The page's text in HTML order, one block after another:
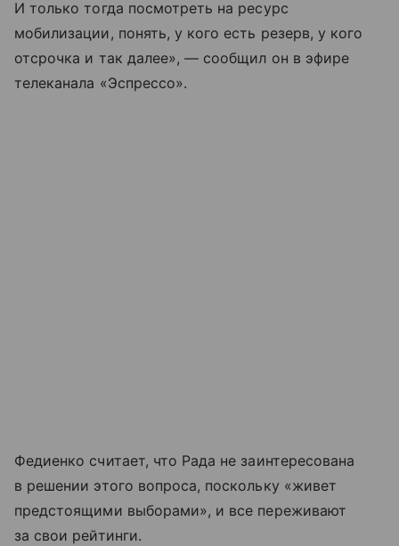
И только тогда посмотреть на ресурс
мобилизации, понять, у кого есть резерв, у кого
отсрочка и так далее», — сообщил он в эфире
телеканала «Эспрессо».
Федиенко считает, что Рада не заинтересована
в решении этого вопроса, поскольку «живет
предстоящими выборами», и все переживают
за свои рейтинги.